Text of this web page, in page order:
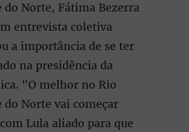
do Norte, Fátima Bezerra
entrevista coletiva
a importância de se ter
na presidência da
"O melhor no Rio
do Norte vai começar
Lula aliado para que